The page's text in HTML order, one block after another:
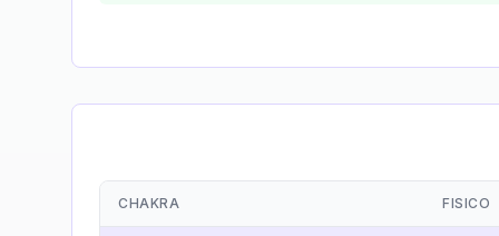
CHAKRA FISICO